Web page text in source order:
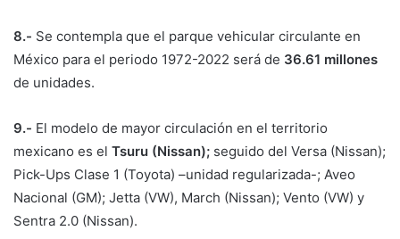
8.- Se contempla que el parque vehicular circulante en
México para el periodo 1972-2022 será de 36.61 millones
de unidades.
9.- El modelo de mayor circulación en el territorio
mexicano es el Tsuru (Nissan); seguido del Versa (Nissan);
Pick-Ups Clase 1 (Toyota) –unidad regularizada-; Aveo
Nacional (GM); Jetta (VW), March (Nissan); Vento (VW) y
Sentra 2.0 (Nissan).